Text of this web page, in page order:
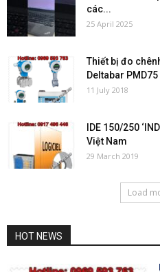
các...
25 April 2025
Thiết bị đo
Deltabar PMD75
11 July 2018
IDE 150/250
Việt Nam
29 March 2019
Load
HOT NEWS